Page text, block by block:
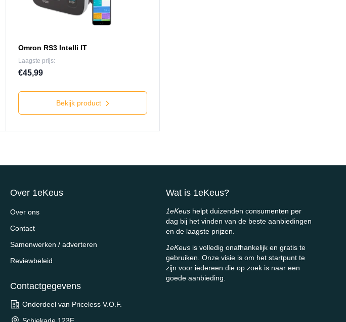
Omron RS3 Intelli IT
Laagste prijs:
€45,99
Bekijk product
Over 1eKeus
Over ons
Contact
Samenwerken / adverteren
Reviewbeleid
Contactgegevens
Onderdeel van Priceless V.O.F.
Schiekade 123E
Wat is 1eKeus?
1eKeus helpt duizenden consumenten per
dag bij het vinden van de beste aanbiedingen
en de laagste prijzen.
1eKeus is volledig onafhankelijk en gratis te
gebruiken. Onze visie is om het startpunt te
zijn voor iedereen die op zoek is naar een
goede aanbieding.